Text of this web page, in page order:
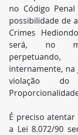
no Código
possibilidade de
Crimes
será, no
internamente, na
violação
É preciso
a Lei 8.072/90